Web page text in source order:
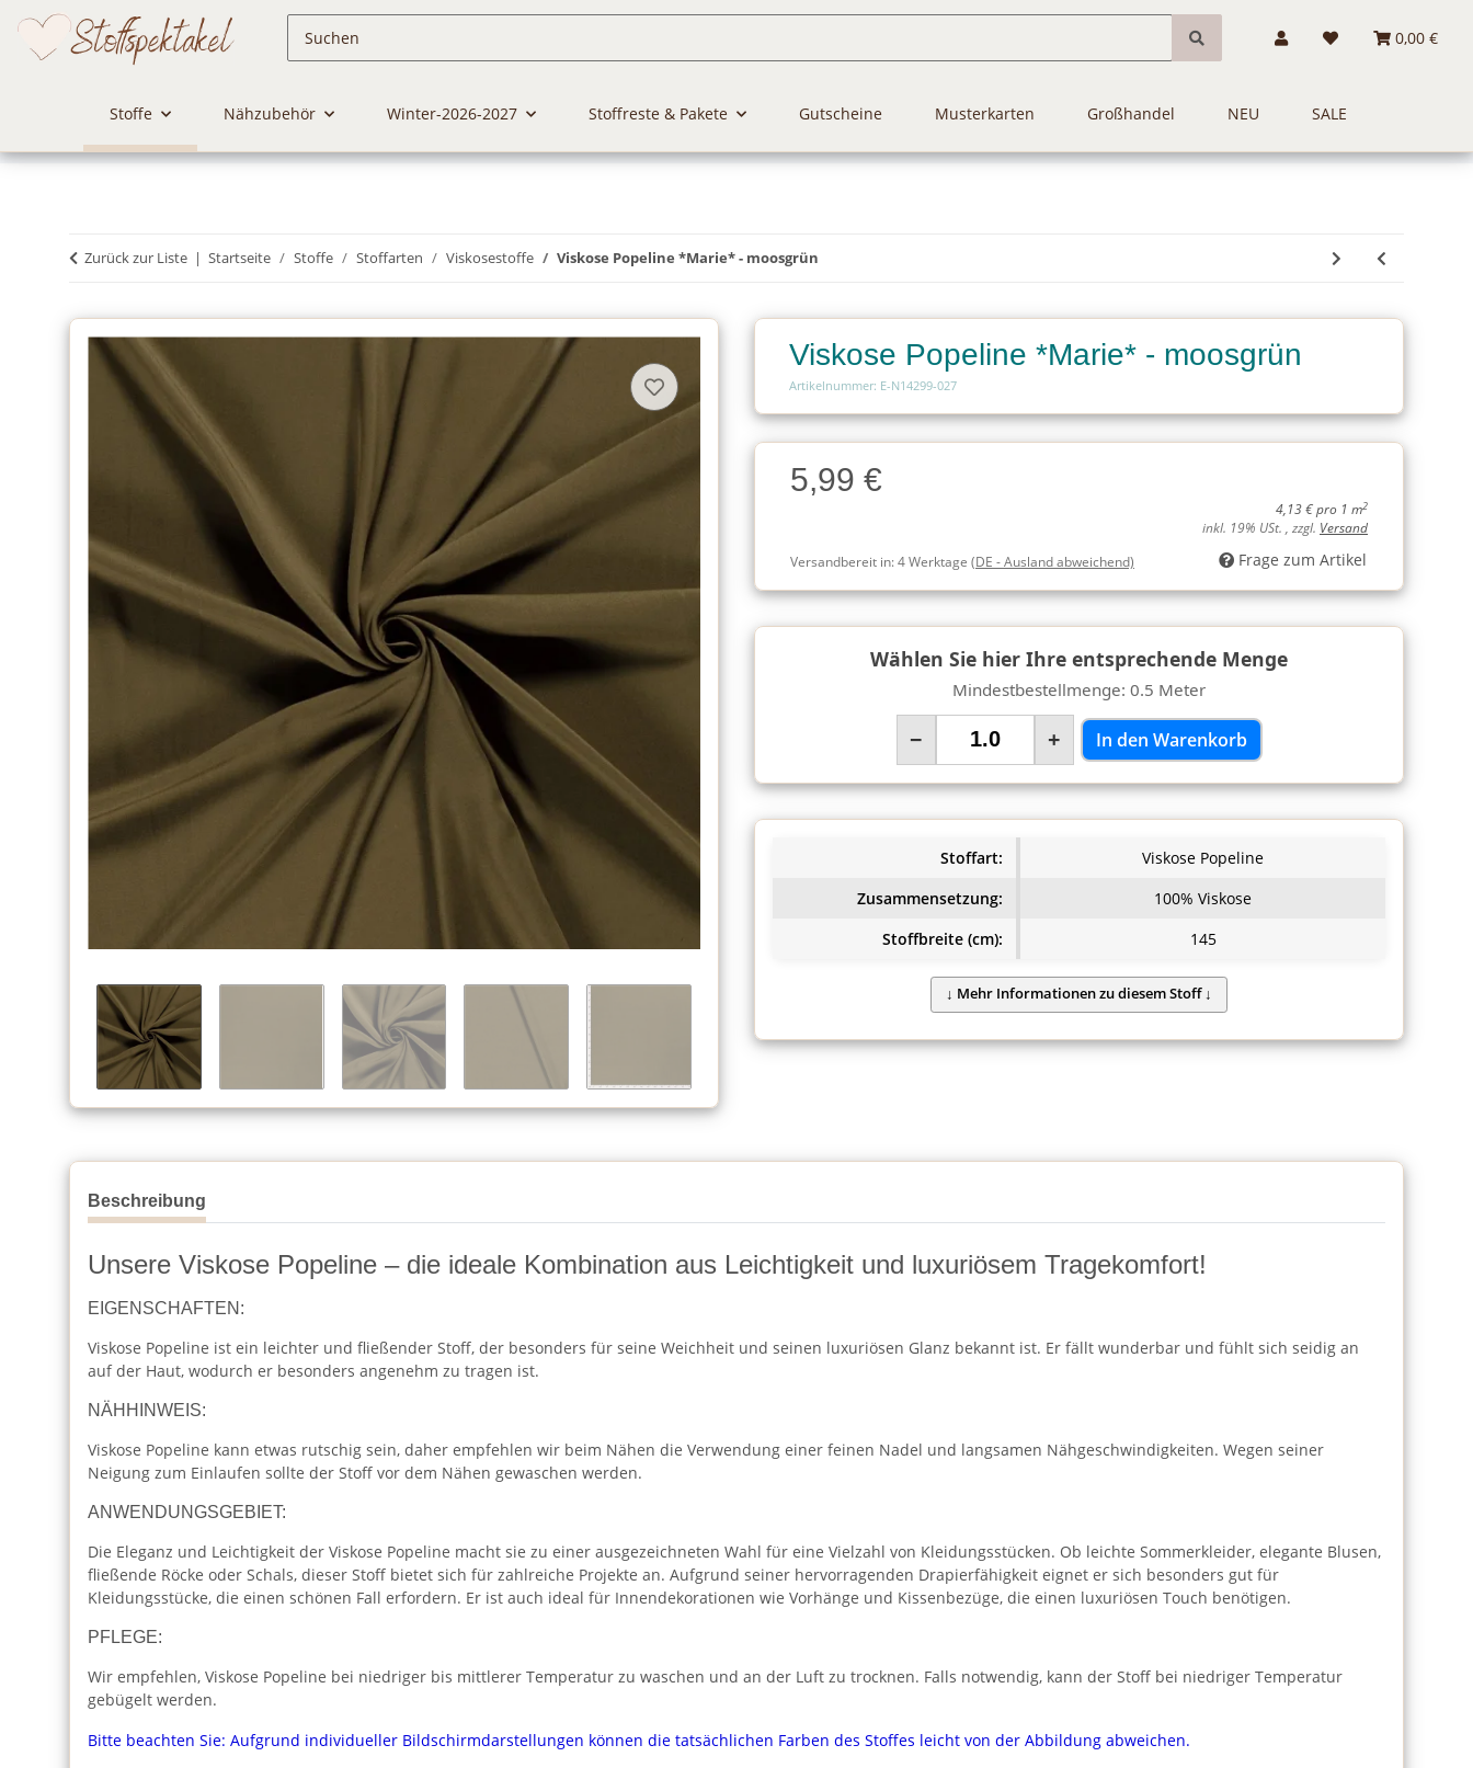
0,00 €
Stoffe Nähzubehör Winter-2026-2027 Stoffreste & Pakete Gutscheine Musterkarten Großhandel NEU SALE
Zurück zur Liste Startseite Stoffe Stoffarten Viskosestoffe Viskose Popeline *Marie* - moosgrün
Viskose Popeline *Marie* - moosgrün
Artikelnummer: E-N14299-027
Charge
Charge5,99 €
4,13 € pro 1 m2
inkl. 19% USt. , zzgl. Versand
Versandbereit in:4 Werktage (DE - Ausland abweichend) Frage zum Artikel
Wählen Sie hier Ihre entsprechende Menge
Mindestbestellmenge: 0.5 Meter
− + In den Warenkorb
Stoffart:
Viskose Popeline
Zusammensetzung:
100% Viskose
Stoffbreite (cm):
145
Beschreibung
Unsere Viskose Popeline – die ideale Kombination aus Leichtigkeit und luxuriösem Tragekomfort!
EIGENSCHAFTEN:
Viskose Popeline ist ein leichter und fließender Stoff, der besonders für seine Weichheit und seinen luxuriösen Glanz bekannt ist. Er fällt wunderbar und fühlt sich seidig an
auf der Haut, wodurch er besonders angenehm zu tragen ist.
NÄHHINWEIS:
Viskose Popeline kann etwas rutschig sein, daher empfehlen wir beim Nähen die Verwendung einer feinen Nadel und langsamen Nähgeschwindigkeiten. Wegen seiner
Neigung zum Einlaufen sollte der Stoff vor dem Nähen gewaschen werden.
ANWENDUNGSGEBIET:
Die Eleganz und Leichtigkeit der Viskose Popeline macht sie zu einer ausgezeichneten Wahl für eine Vielzahl von Kleidungsstücken. Ob leichte Sommerkleider, elegante Blusen,
fließende Röcke oder Schals, dieser Stoff bietet sich für zahlreiche Projekte an. Aufgrund seiner hervorragenden Drapierfähigkeit eignet er sich besonders gut für
Kleidungsstücke, die einen schönen Fall erfordern. Er ist auch ideal für Innendekorationen wie Vorhänge und Kissenbezüge, die einen luxuriösen Touch benötigen.
PFLEGE:
Wir empfehlen, Viskose Popeline bei niedriger bis mittlerer Temperatur zu waschen und an der Luft zu trocknen. Falls notwendig, kann der Stoff bei niedriger Temperatur
gebügelt werden.
Bitte beachten Sie: Aufgrund individueller Bildschirmdarstellungen können die tatsächlichen Farben des Stoffes leicht von der Abbildung abweichen.